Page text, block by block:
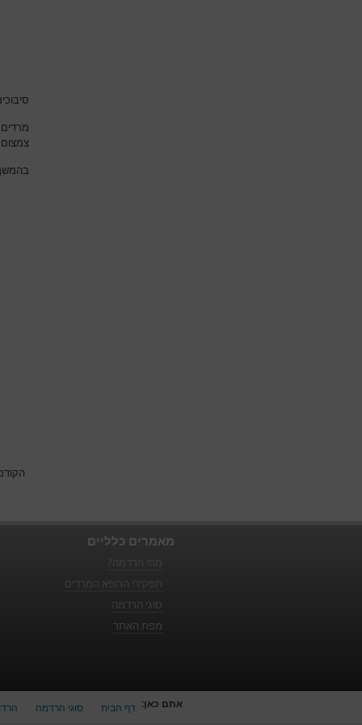
מאמרים כלליים
תפקידי הרופא המרדים
סוגי הרדמה
מפת האתר
אתם כאן: דף הבית סוגי הרדמה